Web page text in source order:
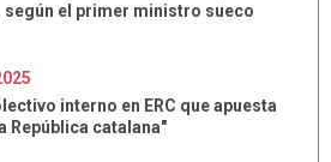
según el primer ministro sueco
interno en ERC que apuesta
República catalana"